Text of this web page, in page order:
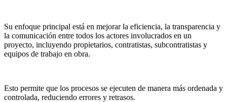
Su enfoque principal está en mejorar la eficiencia, la transparencia y
la comunicación entre todos los actores involucrados en un
proyecto, incluyendo propietarios, contratistas, subcontratistas y
equipos de trabajo en obra.
Esto permite que los procesos se ejecuten de manera más ordenada y
controlada, reduciendo errores y retrasos.